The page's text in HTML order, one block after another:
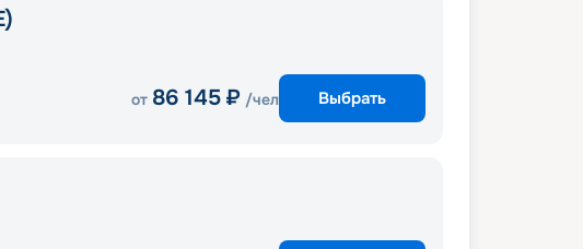
от 86 145 ₽ /чел Выбрать